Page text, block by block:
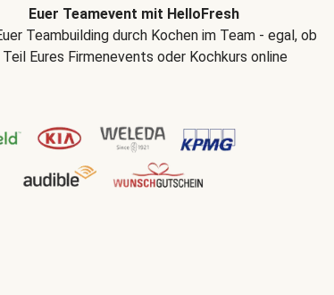
Euer Teamevent mit HelloFresh
Teambuilding durch Kochen im Team - egal, ob
Eures Firmenevents oder Kochkurs online